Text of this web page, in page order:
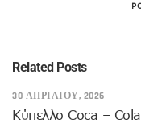
Related Posts
30 ΑΠΡΙΛΊΟΥ, 2026
Κύπελλο Coca –